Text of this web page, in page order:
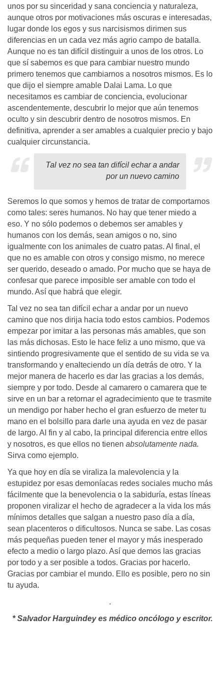
unos por su sinceridad y sana conciencia y naturaleza,
aunque otros por motivaciones más oscuras e interesadas,
lugar donde los egos y sus narcisismos dirimen sus
diferencias en un cada vez más agrio campo de batalla.
Aunque no es tan difícil distinguir a unos de los otros. Lo
que sí sabemos es que para cambiar nuestro mundo
primero tenemos que cambiarnos a nosotros mismos. Es lo
que dijo el siempre amable Dalai Lama. Lo que
necesitamos es cambiar de conciencia, evolucionar
ascendentemente, descubrir lo mejor que aún tenemos
oculto y sin descubrir dentro de nosotros mismos. En
definitiva, aprender a ser amables a cualquier precio y bajo
cualquier circunstancia.
Tal vez no sea tan difícil echar a andar
por un nuevo camino
Seremos lo que somos y hemos de tratar de comportarnos
como tales: seres humanos. No hay que tener miedo a
eso. Y no sólo podemos o debemos ser amables y
humanos con los demás, sean amigos o no, sino
igualmente con los animales de cuatro patas. Al final, el
que no es amable con otros y consigo mismo, no merece
ser querido, deseado o amado. Por mucho que se haya de
confesar que parece imposible ser amable con todo el
mundo. Así que habrá que elegir.
Tal vez no sea tan difícil echar a andar por un nuevo
camino que nos dirija hacia todo estos cambios. Podemos
empezar por imitar a las personas más amables, que son
las más dichosas. Esto le hace feliz a uno mismo, que va
sintiendo progresivamente que el sentido de su vida se va
transformando y enalteciendo un día detrás de otro. Y la
mejor manera de hacerlo es dar las gracias a los demás,
siempre y por todo. Desde al camarero o camarera que te
sirve en un bar a retornar el agradecimiento que te trasmite
un mendigo por haber hecho el gran esfuerzo de meter tu
mano en el bolsillo para darle una ayuda en vez de pasar
de largo. Al fin y al cabo, la principal diferencia entre ellos
y nosotros, es que ellos no tienen absolutamente nada.
Sirva como ejemplo.
Ya que hoy en día se viraliza la malevolencia y la
estupidez por esas demoníacas redes sociales mucho más
fácilmente que la benevolencia o la sabiduría, estas líneas
proponen viralizar el hecho de agradecer a la vida los más
mínimos detalles que salgan a nuestro paso día a día,
sean placenteros o dificultosos. Nunca se sabe. Las cosas
más pequeñas pueden tener el mayor y más inesperado
efecto a medio o largo plazo. Así que demos las gracias
por todo y a ser posible a todos. Gracias por hacerlo.
Gracias por cambiar el mundo. Ello es posible, pero no sin
tu ayuda.
.
* Salvador Harguindey es médico oncólogo y escritor.